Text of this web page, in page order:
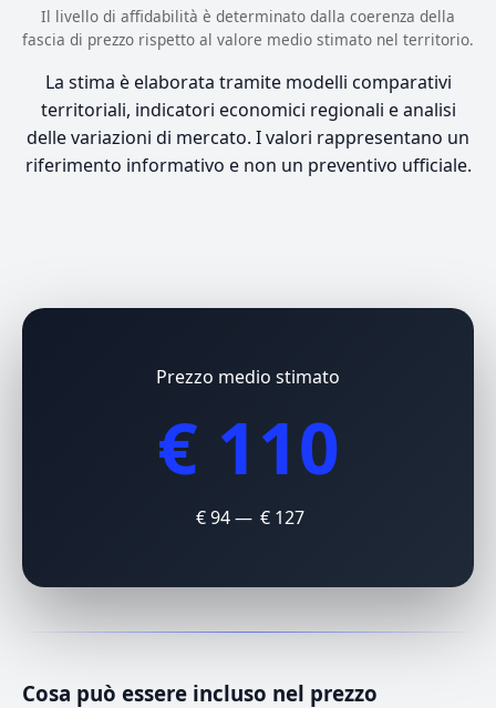
Il livello di affidabilità è determinato dalla coerenza della
fascia di prezzo rispetto al valore medio stimato nel territorio.
La stima è elaborata tramite modelli comparativi
territoriali, indicatori economici regionali e analisi
delle variazioni di mercato. I valori rappresentano un
riferimento informativo e non un preventivo ufficiale.
Prezzo medio stimato
€ 110
€ 94 — € 127
Cosa può essere incluso nel prezzo